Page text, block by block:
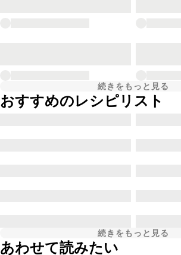
続きをもっと見る
おすすめのレシピリスト
続きをもっと見る
あわせて読みたい